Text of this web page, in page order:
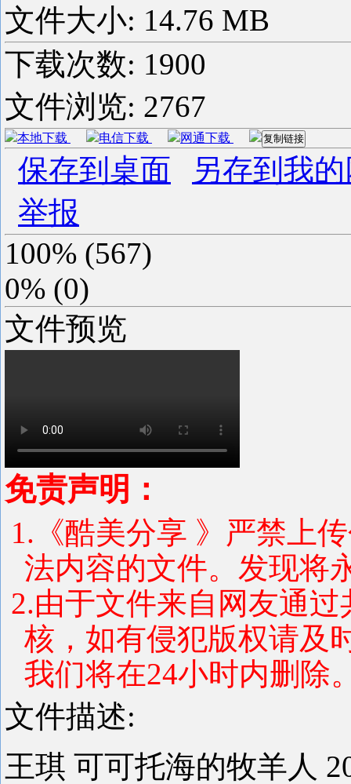
文件大小: 14.76 MB
下载次数: 1900
文件浏览: 2767
本地下载 电信下载 网通下载 复制链接
保存到桌面
另存到我
举报
100% (567)
0% (0)
文件预览
免责声明：
1.《酷美分享 》严禁上
法内容的文件。发现将
2.由于文件来自网友通
核，如有侵犯版权请及
我们将在24小时内删除
文件描述:
王琪 可可托海的牧羊人